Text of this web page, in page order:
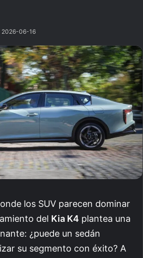
2026-06-16
los SUV parecen dominar
del Kia K4 plantea una
¿puede un sedán
su segmento con éxito? A